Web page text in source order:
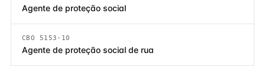
Agente de proteção social
CBO 5153-10
Agente de proteção social de rua